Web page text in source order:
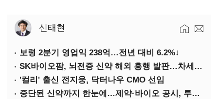
신태현
보령 2분기 영업익 238억…전년 대비 6.2%↓
SK바이오팜, 뇌전증 신약 해외 흥행 발판…차세대 신약 개발 속도
'컬리' 출신 전지웅, 닥터나우 CMO 선임
중단된 신약까지 한눈에…제약·바이오 공시, 투명해진다